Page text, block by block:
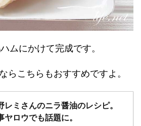
ムにかけて完成です。
らこちらもおすすめですよ。
レミさんのニラ醤油のレシピ。
ヤロウでも話題に。